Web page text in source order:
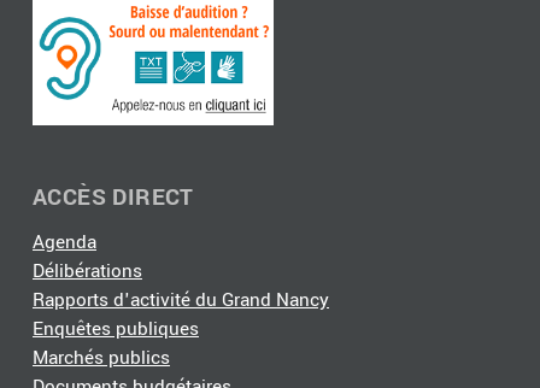
ACCÈS DIRECT
Agenda
Délibérations
Rapports d'activité du Grand Nancy
Enquêtes publiques
Marchés publics